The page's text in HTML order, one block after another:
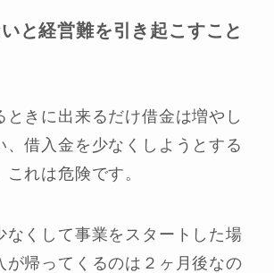
と経営難を引き起こすこと
ときに出来るだけ借金は増やし
、借入金を少なくしようとする
れは危険です。
なくして事業をスタートした場
が帰ってくるのは２ヶ月後なの